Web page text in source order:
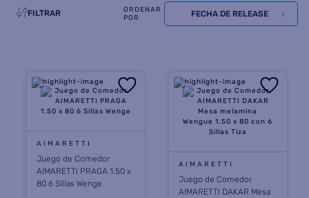
FILTRAR FECHA DE RELEASE
AIMARETTI
Juego de Comedor
AIMARETTI PRAGA 1.50 x
80 6 Sillas Wenge
AIMARETTI
Juego de Comedor
AIMARETTI DAKAR Mesa
8. termotanque